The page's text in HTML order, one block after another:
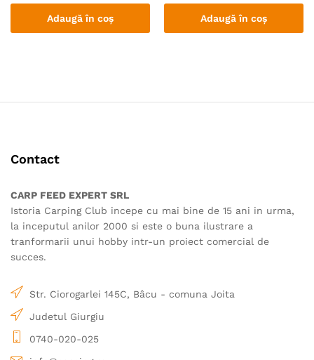
Adaugă în coș Adaugă în coș
Contact
CARP FEED EXPERT SRL
Istoria Carping Club incepe cu mai bine de 15 ani in urma,
la inceputul anilor 2000 si este o buna ilustrare a
tranformarii unui hobby intr-un proiect comercial de
succes.
Str. Ciorogarlei 145C, Bâcu - comuna Joita
Judetul Giurgiu
0740-020-025